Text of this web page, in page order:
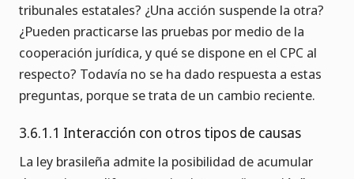
tribunales estatales? ¿Una acción suspende la otra?
¿Pueden practicarse las pruebas por medio de la
cooperación jurídica, y qué se dispone en el CPC al
respecto? Todavía no se ha dado respuesta a estas
preguntas, porque se trata de un cambio reciente.
3.6.1.1 Interacción con otros tipos de causas
La ley brasileña admite la posibilidad de acumular